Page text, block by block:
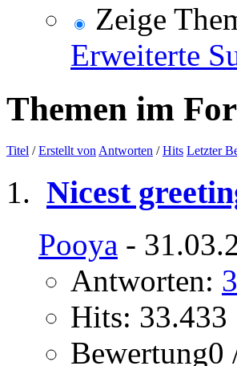
Zeige
Erweiterte
Themen im
Titel /Erstellt vonAntworten /Hits Letzter
Nicest
Pooya -
Antworten: 3
Hits: 33.433
Bewertung0